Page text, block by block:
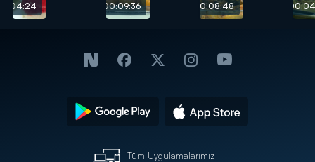
00:09:36 00:08:48
Tüm Uygulamalarımız